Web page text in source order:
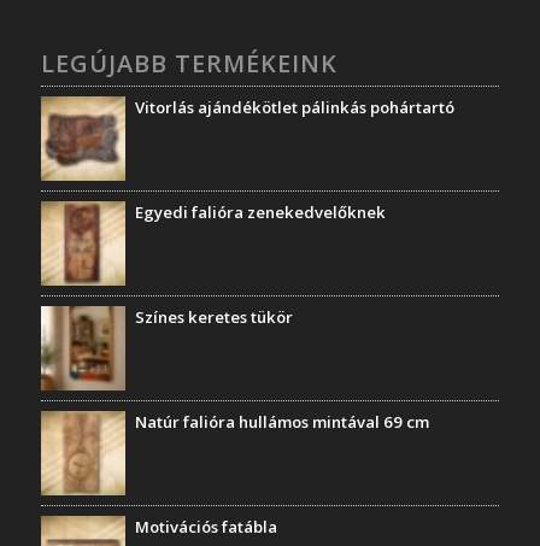
LEGÚJABB TERMÉKEINK
Vitorlás ajándékötlet pálinkás pohártartó
Egyedi falióra zenekedvelőknek
Színes keretes tükör
Natúr falióra hullámos mintával 69 cm
Motivációs fatábla